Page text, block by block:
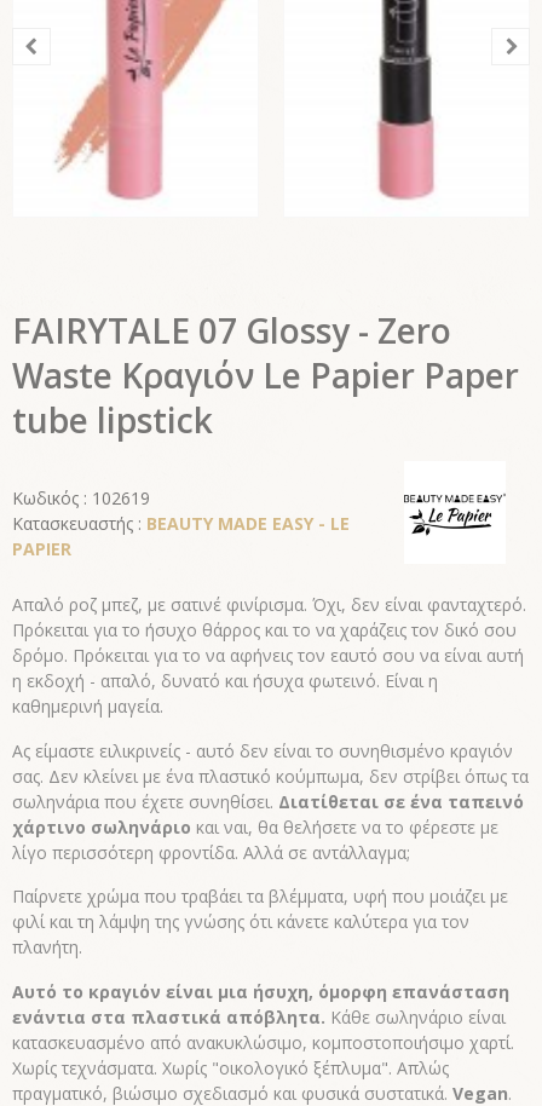
FAIRYTALE 07 Glossy - Zero
Waste Κραγιόν Le Papier Paper
tube lipstick
Κωδικός : 102619
Κατασκευαστής : BEAUTY MADE EASY - LE
PAPIER
Απαλό ροζ μπεζ, με σατινέ φινίρισμα. Όχι, δεν είναι φανταχτερό.
Πρόκειται για το ήσυχο θάρρος και το να χαράζεις τον δικό σου
δρόμο. Πρόκειται για το να αφήνεις τον εαυτό σου να είναι αυτή
η εκδοχή - απαλό, δυνατό και ήσυχα φωτεινό. Είναι η
καθημερινή μαγεία.
Ας είμαστε ειλικρινείς - αυτό δεν είναι το συνηθισμένο κραγιόν
σας. Δεν κλείνει με ένα πλαστικό κούμπωμα, δεν στρίβει όπως τα
σωληνάρια που έχετε συνηθίσει. Διατίθεται σε ένα ταπεινό
χάρτινο σωληνάριο και ναι, θα θελήσετε να το φέρεστε με
λίγο περισσότερη φροντίδα. Αλλά σε αντάλλαγμα;
Παίρνετε χρώμα που τραβάει τα βλέμματα, υφή που μοιάζει με
φιλί και τη λάμψη της γνώσης ότι κάνετε καλύτερα για τον
πλανήτη.
Αυτό το κραγιόν είναι μια ήσυχη, όμορφη επανάσταση
ενάντια στα πλαστικά απόβλητα. Κάθε σωληνάριο είναι
κατασκευασμένο από ανακυκλώσιμο, κομποστοποιήσιμο χαρτί.
Χωρίς τεχνάσματα. Χωρίς "οικολογικό ξέπλυμα". Απλώς
πραγματικό, βιώσιμο σχεδιασμό και φυσικά συστατικά. Vegan.